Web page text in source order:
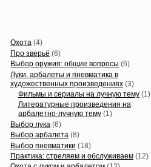
Охота (4)
Про зверьё (6)
Выбор оружия: общие вопросы (6)
Луки. арбалеты и пневматика в
художественных произведениях (3)
Фильмы и сериалы на лучную тему (1)
Литературные произведения на
арбалетно-лучную тему (1)
Выбор лука (6)
Выбор арбалета (8)
Выбор пневматики (18)
Практика: стреляем и обслуживаем (12)